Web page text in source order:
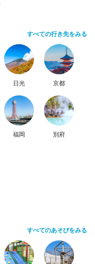
すべての行き先をみる
日光 京都
福岡 別府
すべてのあそびをみる